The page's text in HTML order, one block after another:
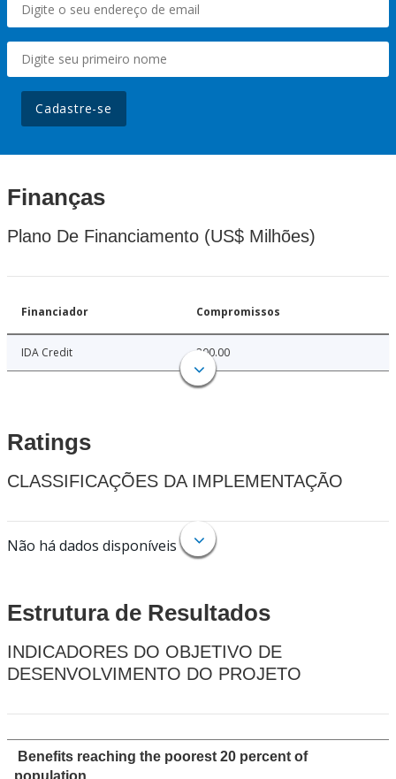
Cadastre-se
Finanças
Plano De Financiamento (US$ Milhões)
Financiador Compromissos
IDA Credit 200.00
Ratings
CLASSIFICAÇÕES DA IMPLEMENTAÇÃO
Não há dados disponíveis
Estrutura de Resultados
INDICADORES DO OBJETIVO DE
DESENVOLVIMENTO DO PROJETO
Benefits reaching the poorest 20 percent of